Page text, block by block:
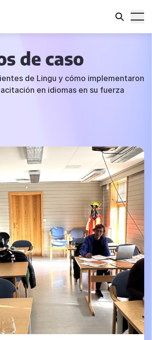
de caso
de Lingu y cómo implementaron
en idiomas en su fuerza